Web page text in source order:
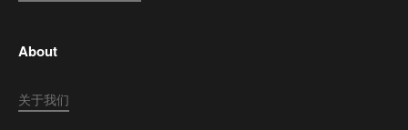
About
关于我们